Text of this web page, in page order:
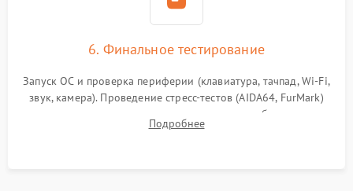
6. Финальное тестирование
Запуск ОС и проверка периферии (клавиатура, тачпад, Wi-Fi,
звук, камера). Проведение стресс-тестов (AIDA64, FurMark)
для контроля температурного режима и стабильности
системы под пиковой нагрузкой.
Подробнее